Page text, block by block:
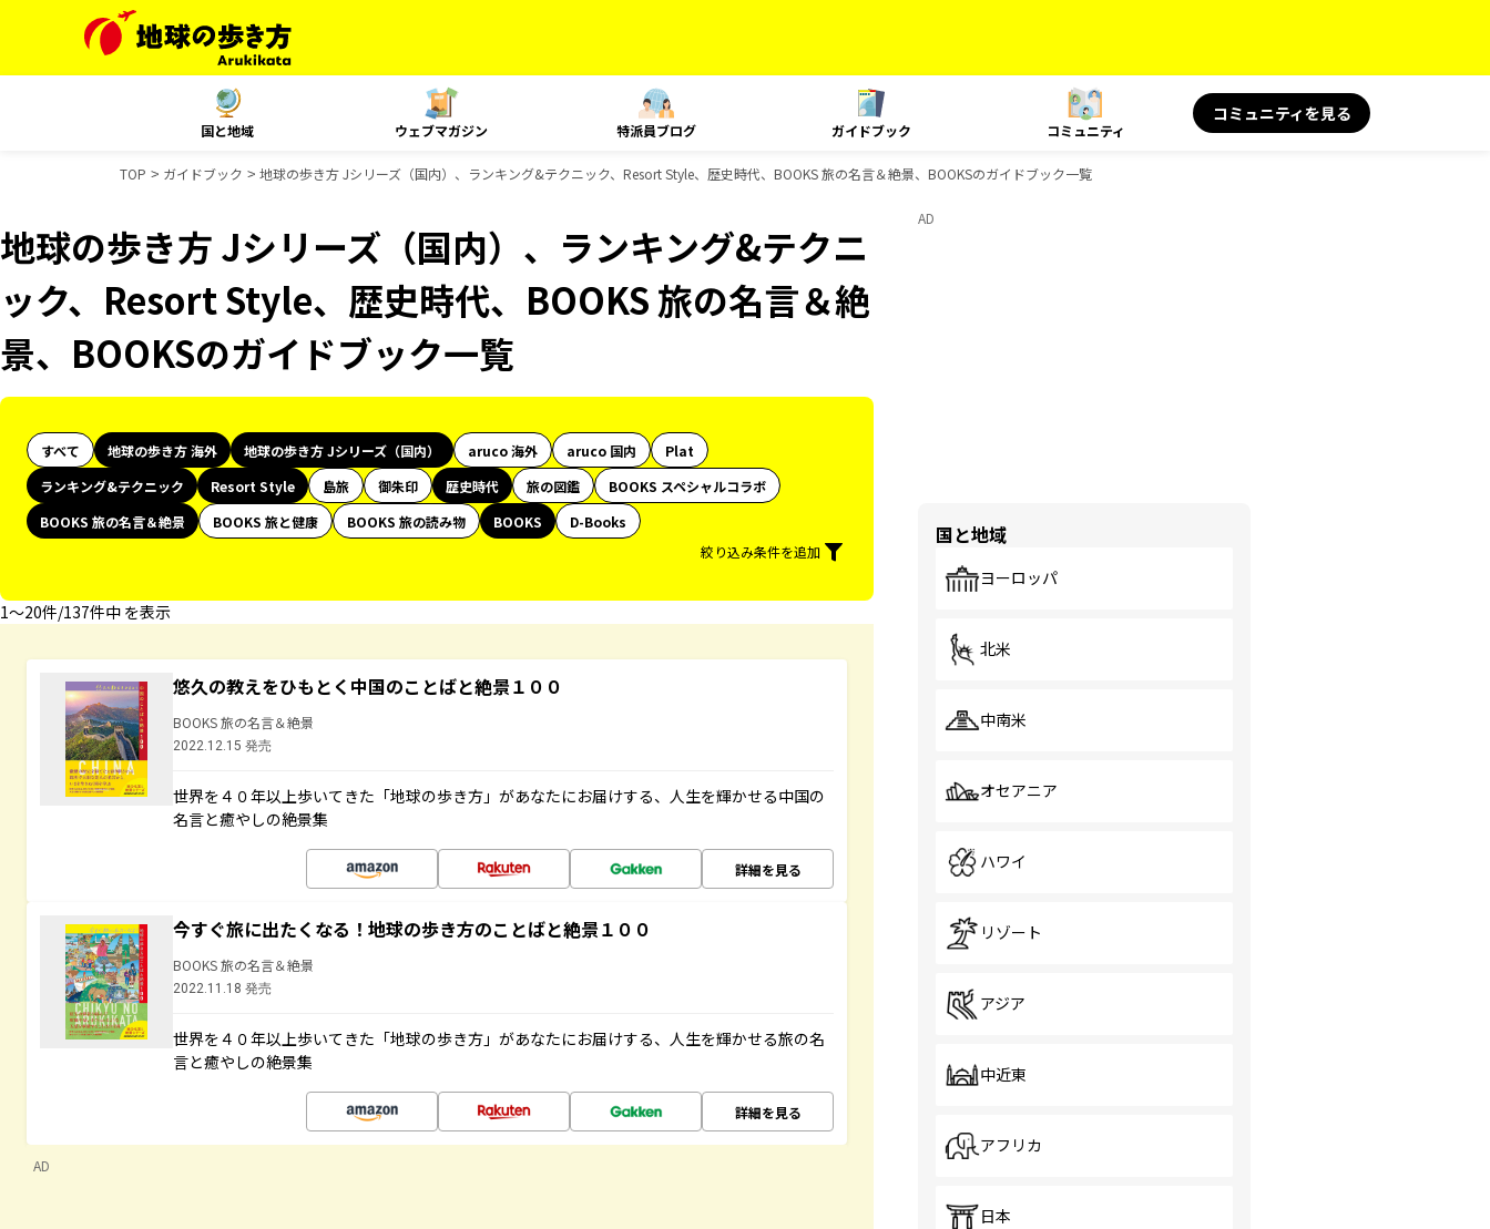
国と地域 ウェブマガジン 特派員ブログ ガイドブック コミュニティ
コミュニティを見る
TOP ガイドブック 地球の歩き方 Jシリーズ（国内）、ランキング&テクニック、Resort Style、歴史時代、BOOKS 旅の名言＆絶景、BOOKSのガイドブック一覧
地球の歩き方 Jシリーズ（国内）、ランキング&テクニ
ック、Resort Style、歴史時代、BOOKS 旅の名言＆絶
景、BOOKSのガイドブック一覧
すべて 地球の歩き方 海外 地球の歩き方 Jシリーズ（国内） aruco 海外 aruco 国内
Plat
ランキング&テクニック
Resort Style 島旅 御朱印 歴史時代 旅の図鑑
BOOKS スペシャルコラボ
BOOKS 旅の名言＆絶景
BOOKS 旅と健康 BOOKS 旅の読み物 BOOKS
D-Books
絞り込み条件を追加
1〜20件/137件中 を表示
悠久の教えをひもとく中国のことばと絶景１００
BOOKS 旅の名言＆絶景
2022.12.15 発売
世界を４０年以上歩いてきた「地球の歩き方」があなたにお届けする、人生を輝かせる中国の
名言と癒やしの絶景集
詳細を見る
今すぐ旅に出たくなる！地球の歩き方のことばと絶景１００
BOOKS 旅の名言＆絶景
2022.11.18 発売
世界を４０年以上歩いてきた「地球の歩き方」があなたにお届けする、人生を輝かせる旅の名
言と癒やしの絶景集
詳細を見る
AD
AD
国と地域
ヨーロッパ
北米
中南米
オセアニア
ハワイ
リゾート
アジア
中近東
アフリカ
日本